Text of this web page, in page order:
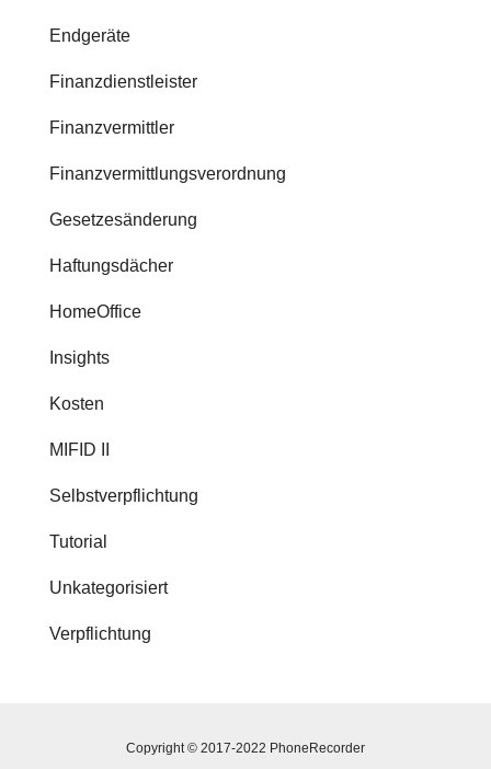
Endgeräte
Finanzdienstleister
Finanzvermittler
Finanzvermittlungsverordnung
Gesetzesänderung
Haftungsdächer
HomeOffice
Insights
Kosten
MIFID II
Selbstverpflichtung
Tutorial
Unkategorisiert
Verpflichtung
Copyright © 2017-2022 PhoneRecorder